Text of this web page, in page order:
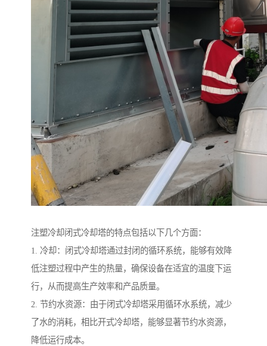
注塑冷却闭式冷却塔的特点包括以下几个方面：
1. 冷却：闭式冷却塔通过封闭的循环系统，能够有效降
低注塑过程中产生的热量，确保设备在适宜的温度下运
行，从而提高生产效率和产品质量。
2. 节约水资源：由于闭式冷却塔采用循环水系统，减少
了水的消耗，相比开式冷却塔，能够显著节约水资源，
降低运行成本。